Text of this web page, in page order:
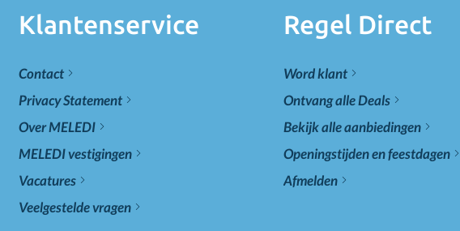
Klantenservice
Contact
Privacy Statement
Over MELEDI
MELEDI vestigingen
Vacatures
Veelgestelde vragen
Regel Direct
Word klant
Ontvang alle Deals
Bekijk alle aanbiedingen
Openingstijden en feestdagen
Afmelden